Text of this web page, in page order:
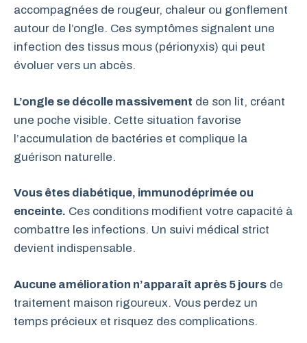
accompagnées de rougeur, chaleur ou gonflement
autour de l’ongle. Ces symptômes signalent une
infection des tissus mous (périonyxis) qui peut
évoluer vers un abcès.
L’ongle se décolle massivement de son lit, créant
une poche visible. Cette situation favorise
l’accumulation de bactéries et complique la
guérison naturelle.
Vous êtes diabétique, immunodéprimée ou
enceinte. Ces conditions modifient votre capacité à
combattre les infections. Un suivi médical strict
devient indispensable.
Aucune amélioration n’apparaît après 5 jours de
traitement maison rigoureux. Vous perdez un
temps précieux et risquez des complications.